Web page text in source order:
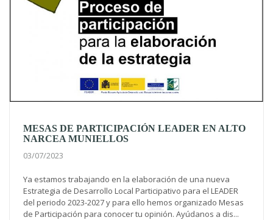
MESAS DE PARTICIPACIÓN LEADER EN ALTO
NARCEA MUNIELLOS
03/07/2023
Ya estamos trabajando en la elaboración de una nueva
Estrategia de Desarrollo Local Participativo para el LEADER
del periodo 2023-2027 y para ello hemos organizado Mesas
de Participación para conocer tu opinión. Ayúdanos a dis...